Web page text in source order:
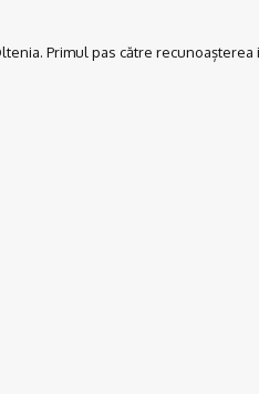
Primul pas către